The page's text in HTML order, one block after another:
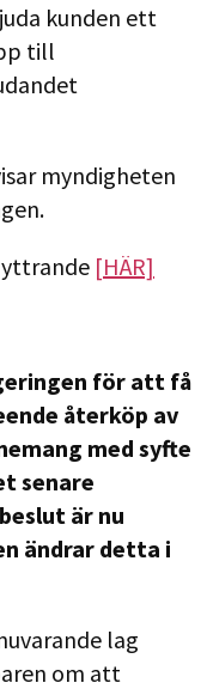
kunden ett
till
myndigheten
yttrande [HÄR]
för att få
återköp av
med syfte
senare
är nu
ändrar detta i
lag
om att